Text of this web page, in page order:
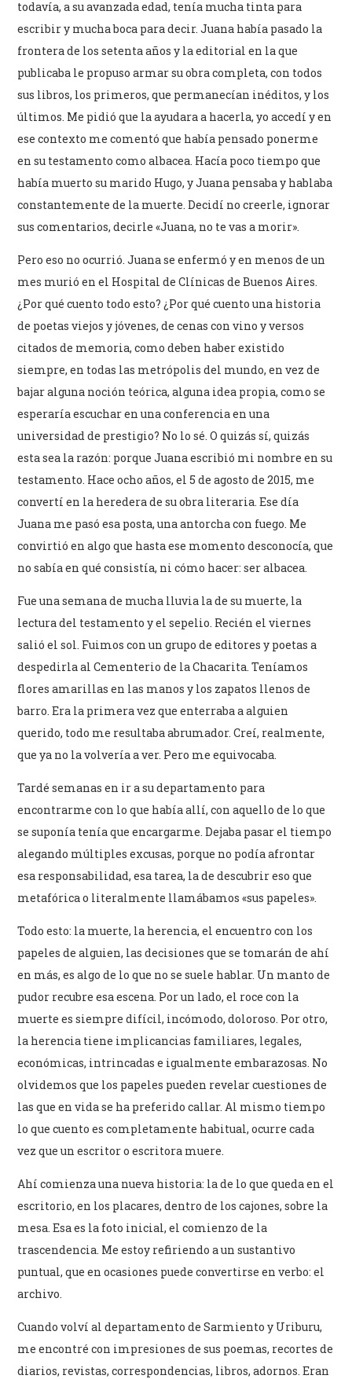
todavía, a su avanzada edad, tenía mucha tinta para
escribir y mucha boca para decir. Juana había pasado la
frontera de los setenta años y la editorial en la que
publicaba le propuso armar su obra completa, con todos
sus libros, los primeros, que permanecían inéditos, y los
últimos. Me pidió que la ayudara a hacerla, yo accedí y en
ese contexto me comentó que había pensado ponerme
en su testamento como albacea. Hacía poco tiempo que
había muerto su marido Hugo, y Juana pensaba y hablaba
constantemente de la muerte. Decidí no creerle, ignorar
sus comentarios, decirle «Juana, no te vas a morir».
Pero eso no ocurrió. Juana se enfermó y en menos de un
mes murió en el Hospital de Clínicas de Buenos Aires.
¿Por qué cuento todo esto? ¿Por qué cuento una historia
de poetas viejos y jóvenes, de cenas con vino y versos
citados de memoria, como deben haber existido
siempre, en todas las metrópolis del mundo, en vez de
bajar alguna noción teórica, alguna idea propia, como se
esperaría escuchar en una conferencia en una
universidad de prestigio? No lo sé. O quizás sí, quizás
esta sea la razón: porque Juana escribió mi nombre en su
testamento. Hace ocho años, el 5 de agosto de 2015, me
convertí en la heredera de su obra literaria. Ese día
Juana me pasó esa posta, una antorcha con fuego. Me
convirtió en algo que hasta ese momento desconocía, que
no sabía en qué consistía, ni cómo hacer: ser albacea.
Fue una semana de mucha lluvia la de su muerte, la
lectura del testamento y el sepelio. Recién el viernes
salió el sol. Fuimos con un grupo de editores y poetas a
despedirla al Cementerio de la Chacarita. Teníamos
flores amarillas en las manos y los zapatos llenos de
barro. Era la primera vez que enterraba a alguien
querido, todo me resultaba abrumador. Creí, realmente,
que ya no la volvería a ver. Pero me equivocaba.
Tardé semanas en ir a su departamento para
encontrarme con lo que había allí, con aquello de lo que
se suponía tenía que encargarme. Dejaba pasar el tiempo
alegando múltiples excusas, porque no podía afrontar
esa responsabilidad, esa tarea, la de descubrir eso que
metafórica o literalmente llamábamos «sus papeles».
Todo esto: la muerte, la herencia, el encuentro con los
papeles de alguien, las decisiones que se tomarán de ahí
en más, es algo de lo que no se suele hablar. Un manto de
pudor recubre esa escena. Por un lado, el roce con la
muerte es siempre difícil, incómodo, doloroso. Por otro,
la herencia tiene implicancias familiares, legales,
económicas, intrincadas e igualmente embarazosas. No
olvidemos que los papeles pueden revelar cuestiones de
las que en vida se ha preferido callar. Al mismo tiempo
lo que cuento es completamente habitual, ocurre cada
vez que un escritor o escritora muere.
Ahí comienza una nueva historia: la de lo que queda en el
escritorio, en los placares, dentro de los cajones, sobre la
mesa. Esa es la foto inicial, el comienzo de la
trascendencia. Me estoy refiriendo a un sustantivo
puntual, que en ocasiones puede convertirse en verbo: el
archivo.
Cuando volví al departamento de Sarmiento y Uriburu,
me encontré con impresiones de sus poemas, recortes de
diarios, revistas, correspondencias, libros, adornos. Eran